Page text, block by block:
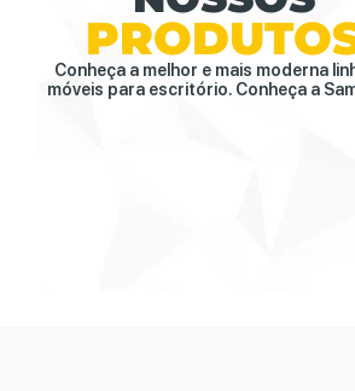
Conheça a melhor e mais moderna
móveis para escritório. Conheça a